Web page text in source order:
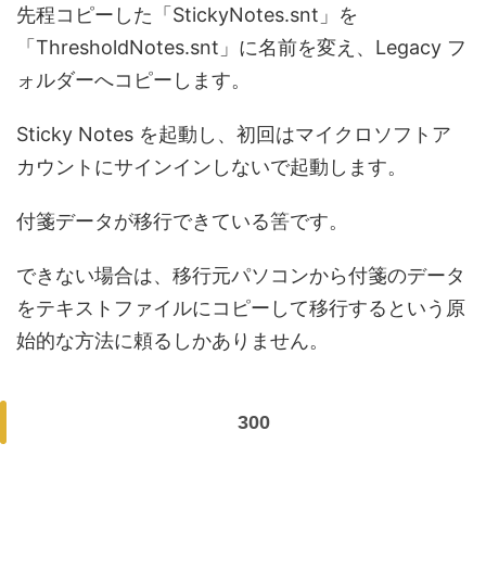
先程コピーした「StickyNotes.snt」を
「ThresholdNotes.snt」に名前を変え、Legacy フ
ォルダーへコピーします。
Sticky Notes を起動し、初回はマイクロソフトア
カウントにサインインしないで起動します。
付箋データが移行できている筈です。
できない場合は、移行元パソコンから付箋のデータ
をテキストファイルにコピーして移行するという原
始的な方法に頼るしかありません。
300